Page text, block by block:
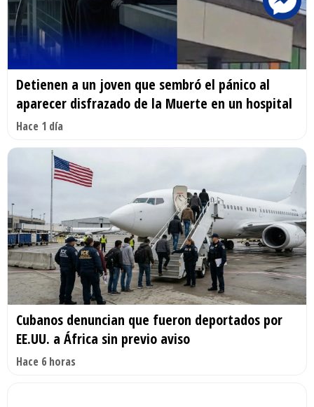
Detienen a un joven que sembró el pánico al
aparecer disfrazado de la Muerte en un hospital
Hace 1 día
Cubanos denuncian que fueron deportados por
EE.UU. a África sin previo aviso
Hace 6 horas